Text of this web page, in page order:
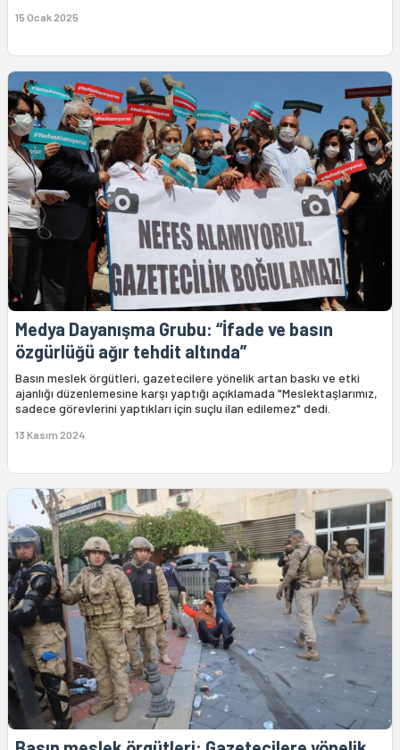
15 Ocak 2025
Medya Dayanışma Grubu: “İfade ve basın
özgürlüğü ağır tehdit altında”
Basın meslek örgütleri, gazetecilere yönelik artan baskı ve etki
ajanlığı düzenlemesine karşı yaptığı açıklamada "Meslektaşlarımız,
sadece görevlerini yaptıkları için suçlu ilan edilemez" dedi.
13 Kasım 2024